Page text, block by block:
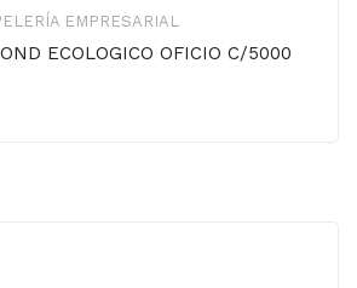
EMPRESARIAL
ECOLOGICO OFICIO C/5000